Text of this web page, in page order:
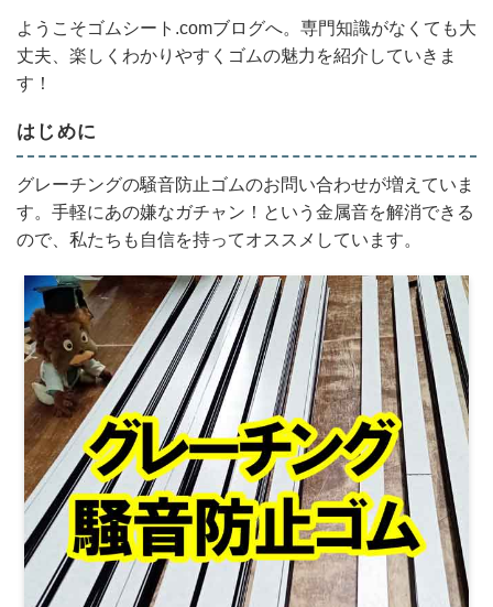
ようこそゴムシート.comブログへ。専門知識がなくても大
丈夫、楽しくわかりやすくゴムの魅力を紹介していきま
す！
はじめに
グレーチングの騒音防止ゴムのお問い合わせが増えていま
す。手軽にあの嫌なガチャン！という金属音を解消できる
ので、私たちも自信を持ってオススメしています。